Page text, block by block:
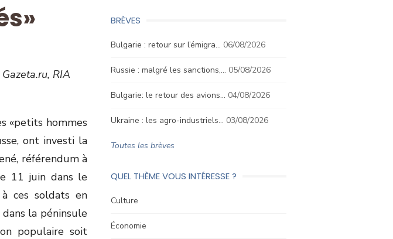
RIA
«petits hommes
ont investi la
référendum à
11 juin dans le
ces soldats en
la péninsule
populaire soit
BRÈVES
Bulgarie : retour sur l’émigra… 06/08/2026
Russie : malgré les sanctions,… 05/08/2026
Bulgarie: le retour des avions… 04/08/2026
Ukraine : les agro-industriels… 03/08/2026
Toutes les brèves
QUEL THÈME VOUS INTÉRESSE ?
Culture
Économie